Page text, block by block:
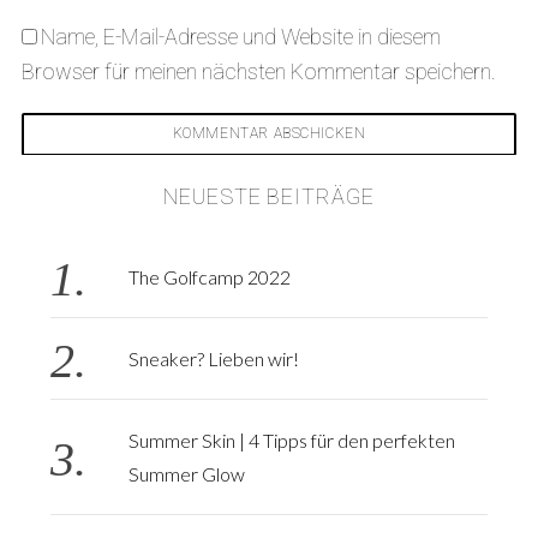
Name, E-Mail-Adresse und Website in diesem
Browser für meinen nächsten Kommentar speichern.
NEUESTE BEITRÄGE
The Golfcamp 2022
Sneaker? Lieben wir!
Summer Skin | 4 Tipps für den perfekten
Summer Glow